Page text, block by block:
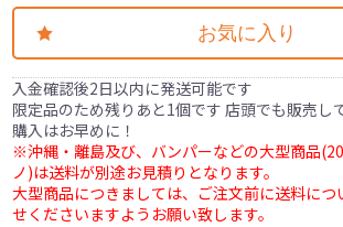
お気に入り
入金確認後2日以内に発送可能です
限定品のため残りあと1個です 店頭でも販売し
購入はお早めに！
※沖縄・離島及び、バンパーなどの大型商品
ノ)は送料が別途お見積りとなります。
大型商品につきましては、ご注文前に送料につ
せくださいますようお願い致します。